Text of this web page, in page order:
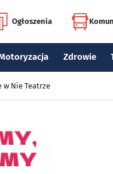
Ogłoszenia
Zdrowie
w Nie Teatrze